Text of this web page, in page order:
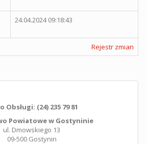
24.04.2024 09:18:43
Rejestr zmian
Obsługi: (24) 235 79 81
Powiatowe w Gostyninie
ul. Dmowskiego 13
09-500 Gostynin